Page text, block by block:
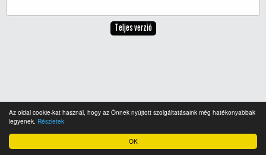
OK
Az oldal cookie-kat használ, hogy az Önnek nyújtott szolgáltatásaink még hatékonyabbak
legyenek. Részletek
Teljes verzió